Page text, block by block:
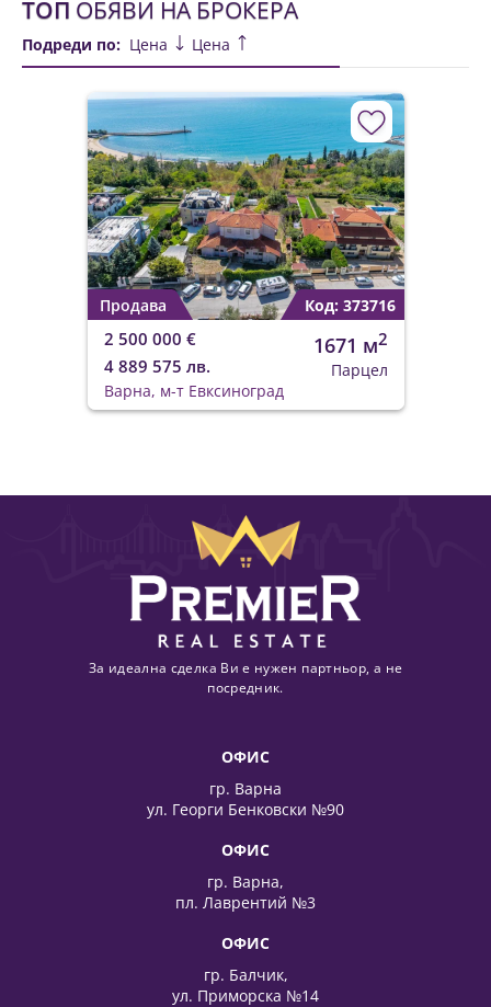
ТОП ОБЯВИ НА БРОКЕРА
Подреди по: Цена Цена
Продава Код: 373716
2 500 000 €
4 889 575 лв.
1671 м2
Парцел
Варна, м-т Евксиноград
За идеална сделка Ви е нужен партньор, а не
посредник.
ОФИС
гр. Варна
ул. Георги Бенковски №90
ОФИС
гр. Варна,
пл. Лаврентий №3
ОФИС
гр. Балчик,
ул. Приморска №14